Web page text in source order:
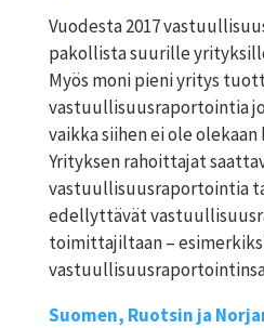
Vuodesta 2017
pakollista suurille
Myös moni pieni yritys
vastuullisuusraportointia
vaikka siihen ei ole
Yrityksen rahoittajat
vastuullisuusraportointia
edellyttävät
toimittajiltaan –
Suomen, Ruotsin ja